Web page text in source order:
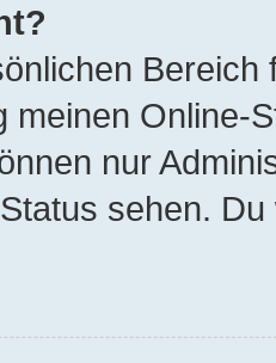
meinen Online-
nur
sehen.